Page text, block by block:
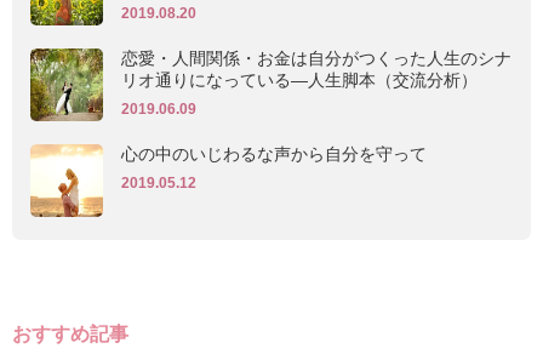
2019.08.20
恋愛・人間関係・お金は自分がつくった人生のシナ
リオ通りになっている―人生脚本（交流分析）
2019.06.09
心の中のいじわるな声から自分を守って
2019.05.12
おすすめ記事